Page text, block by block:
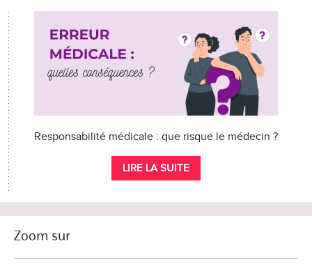
Responsabilité médicale : que risque le médecin ?
LIRE LA SUITE
Zoom sur